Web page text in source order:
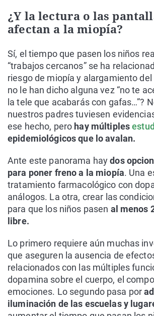
¿Y la lectura o las
afectan a la miopía?
Sí, el tiempo que pasen los niños
“trabajos cercanos” se ha
riesgo de miopía y alargamiento del
no le han dicho alguna vez “no te
la tele que acabarás con gafas…”?
nuestros padres tuviesen
ese hecho, pero hay múltiples
epidemiológicos que lo avalan.
Ante este panorama haydos
para poner freno a la miopía. Una
tratamiento farmacológico con
análogos. La otra, crear las
para que los niños pasen al menos
libre.
Lo primero requiere aún muchas
que aseguren la ausencia de
relacionados con las múltiples
dopamina sobre el cuerpo, el
emociones. Lo segundo pasa por
iluminación de las escuelas y